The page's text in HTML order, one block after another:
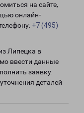
на сайте,
онлайн-
+7 (495)
Липецка в
ввести данные
заявку.
деталей